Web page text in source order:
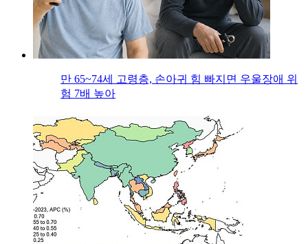
만 65~74세 고령층, 손아귀 힘 빠지면 우울장애 위
험 7배 높아